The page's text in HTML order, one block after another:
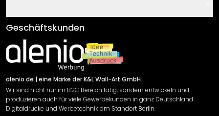
Klebe- und Montageanleitungen
Newsletter An-/Abmeldung
Sendungsverfolgung
AGB
Impressum
Versand & Zahlung
Rücksendung
Widerrufsrecht
Datenschutzerklärung
Geschäftskunden
alenio.de | eine Marke der K&L Wall-Art GmbH.
Wir sind nicht nur im B2C Bereich tätig, sondern entwickeln und
produzieren auch für viele Gewerbekunden in ganz Deutschland
Digitaldrucke und Werbetechnik am Standort Berlin.